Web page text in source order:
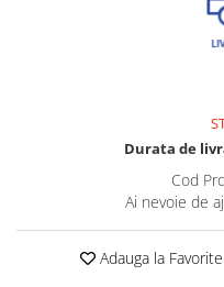
Durata de
Cod
Ai nevoie de
Adauga la Favorite